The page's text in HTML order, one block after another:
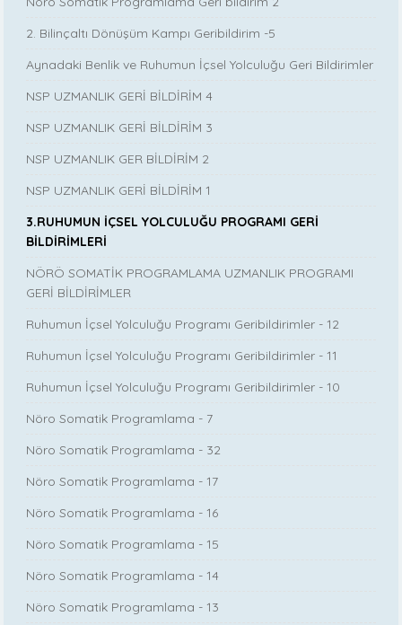
2. Bilinçaltı Dönüşüm Kampı Geribildirim -5
Aynadaki Benlik ve Ruhumun İçsel Yolculuğu Geri Bildirimler
NSP UZMANLIK GERİ BİLDİRİM 4
NSP UZMANLIK GERİ BİLDİRİM 3
NSP UZMANLIK GER BİLDİRİM 2
NSP UZMANLIK GERİ BİLDİRİM 1
3.RUHUMUN İÇSEL YOLCULUĞU PROGRAMI GERİ
BİLDİRİMLERİ
NÖRÖ SOMATİK PROGRAMLAMA UZMANLIK PROGRAMI
GERİ BİLDİRİMLER
Ruhumun İçsel Yolculuğu Programı Geribildirimler - 12
Ruhumun İçsel Yolculuğu Programı Geribildirimler - 11
Ruhumun İçsel Yolculuğu Programı Geribildirimler - 10
Nöro Somatik Programlama - 7
Nöro Somatik Programlama - 32
Nöro Somatik Programlama - 17
Nöro Somatik Programlama - 16
Nöro Somatik Programlama - 15
Nöro Somatik Programlama - 14
Nöro Somatik Programlama - 13